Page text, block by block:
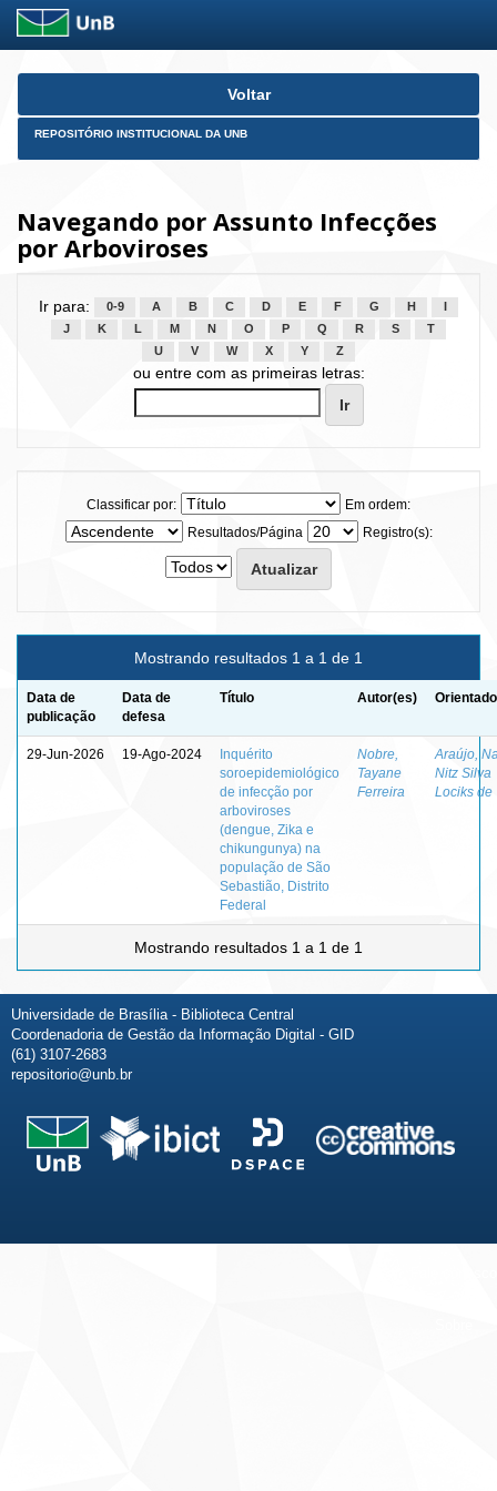
Skip
Voltar
REPOSITÓRIO INSTITUCIONAL DA UNB
Navegando por Assunto Infecções
por Arboviroses
Ir para: 0-9 A B C D E F G H
J
K L M N O P Q R S
T
U
V W X Y Z
ou entre com as primeiras letras:
Classificar por:
Em ordem:
Resultados/Página
Registro(s):
Mostrando resultados 1 a 1 de 1
Data de
publicação
Data de
defesa
Título Autor(es)
29-Jun-2026 19-Ago-2024
Inquérito
soroepidemiológico
de infecção por
arboviroses
(dengue, Zika e
chikungunya) na
população de São
Sebastião, Distrito
Federal
Nobre,
Tayane
Ferreira
Araújo,
Nitz Silva
Lociks de
Mostrando resultados 1 a 1 de 1
Universidade de Brasília - Biblioteca Central
Coordenadoria de Gestão da Informação Digital - GID
(61) 3107-2683
repositorio@unb.br